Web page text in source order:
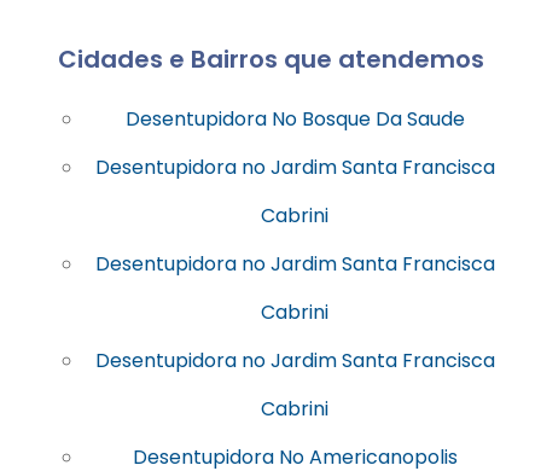
Cidades e Bairros que atendemos
Desentupidora No Bosque Da Saude
Desentupidora no Jardim Santa Francisca
Cabrini
Desentupidora no Jardim Santa Francisca
Cabrini
Desentupidora no Jardim Santa Francisca
Cabrini
Desentupidora No Americanopolis